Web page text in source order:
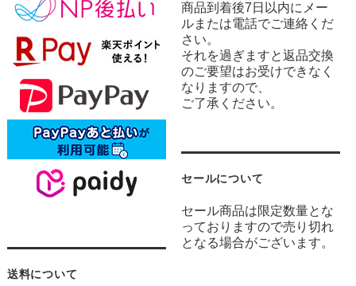
送料について
商品到着後7日以内にメー
ルまたは電話でご連絡くだ
さい。
それを過ぎますと返品交換
のご要望はお受けできなく
なりますので、
ご了承ください。
セールについて
セール商品は限定数量とな
っておりますので売り切れ
となる場合がございます。